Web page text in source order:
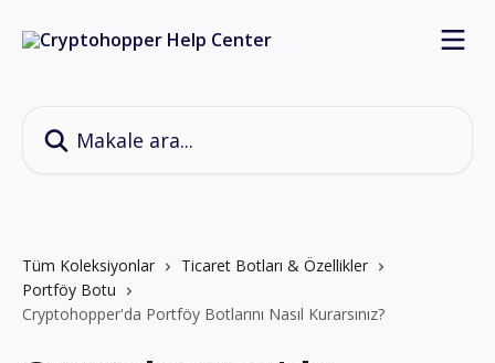
Tüm Koleksiyonlar
Ticaret Botları & Özellikler
Portföy Botu
Cryptohopper'da Portföy Botlarını Nasıl Kurarsınız?